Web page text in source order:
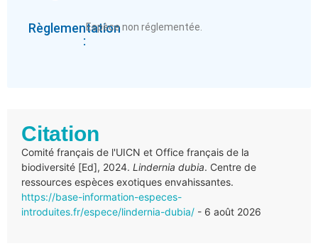
Règlementation
:
Espèce non réglementée.
Citation
Comité français de l'UICN et Office français de la
biodiversité [Ed], 2024. Lindernia dubia. Centre de
ressources espèces exotiques envahissantes.
https://base-information-especes-
introduites.fr/espece/lindernia-dubia/ - 6 août 2026